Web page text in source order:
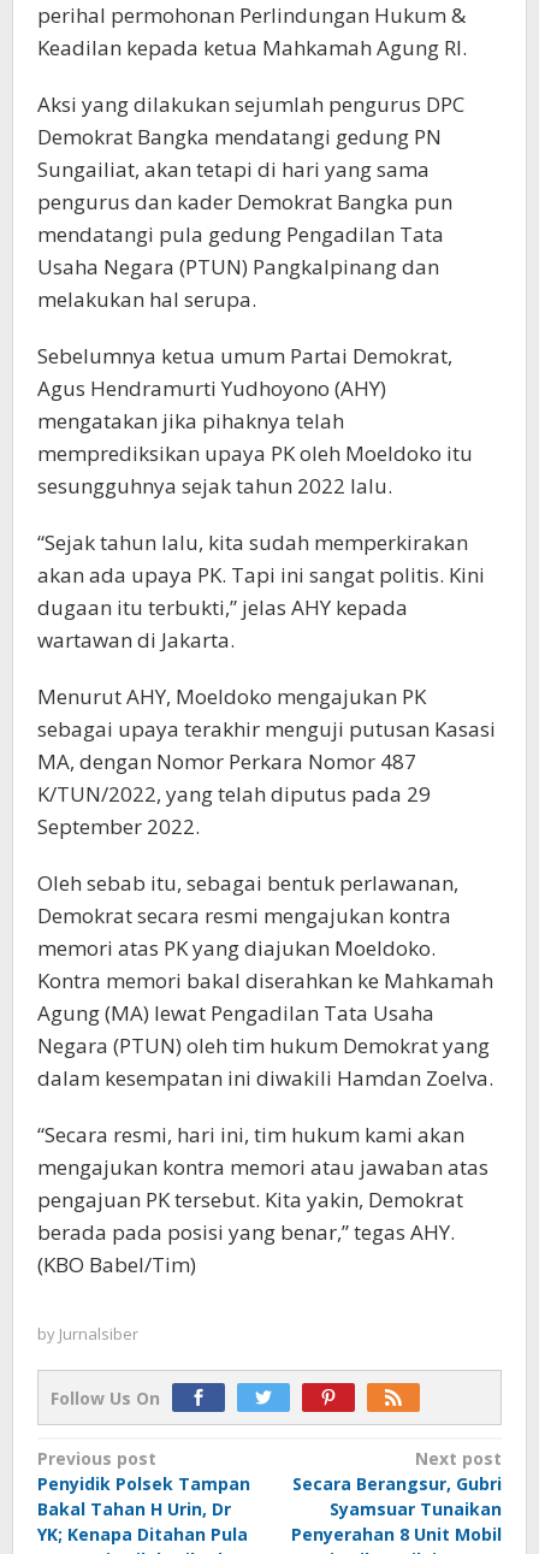
perihal permohonan Perlindungan Hukum &
Keadilan kepada ketua Mahkamah Agung RI.
Aksi yang dilakukan sejumlah pengurus DPC
Demokrat Bangka mendatangi gedung PN
Sungailiat, akan tetapi di hari yang sama
pengurus dan kader Demokrat Bangka pun
mendatangi pula gedung Pengadilan Tata
Usaha Negara (PTUN) Pangkalpinang dan
melakukan hal serupa.
Sebelumnya ketua umum Partai Demokrat,
Agus Hendramurti Yudhoyono (AHY)
mengatakan jika pihaknya telah
memprediksikan upaya PK oleh Moeldoko itu
sesungguhnya sejak tahun 2022 lalu.
“Sejak tahun lalu, kita sudah memperkirakan
akan ada upaya PK. Tapi ini sangat politis. Kini
dugaan itu terbukti,” jelas AHY kepada
wartawan di Jakarta.
Menurut AHY, Moeldoko mengajukan PK
sebagai upaya terakhir menguji putusan Kasasi
MA, dengan Nomor Perkara Nomor 487
K/TUN/2022, yang telah diputus pada 29
September 2022.
Oleh sebab itu, sebagai bentuk perlawanan,
Demokrat secara resmi mengajukan kontra
memori atas PK yang diajukan Moeldoko.
Kontra memori bakal diserahkan ke Mahkamah
Agung (MA) lewat Pengadilan Tata Usaha
Negara (PTUN) oleh tim hukum Demokrat yang
dalam kesempatan ini diwakili Hamdan Zoelva.
“Secara resmi, hari ini, tim hukum kami akan
mengajukan kontra memori atau jawaban atas
pengajuan PK tersebut. Kita yakin, Demokrat
berada pada posisi yang benar,” tegas AHY.
(KBO Babel/Tim)
by Jurnalsiber
Follow Us On
Post
navigation
Previous post
Penyidik Polsek Tampan
Bakal Tahan H Urin, Dr
YK; Kenapa Ditahan Pula
Next post
Secara Berangsur, Gubri
Syamsuar Tunaikan
Penyerahan 8 Unit Mobil